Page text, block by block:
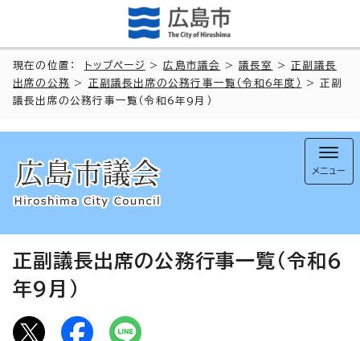
現在の位置： トップページ >広島市議会 >議長室 >正副議長
出席の公務
> 正副議長出席の公務行事一覧（令和6年度）
> 正副
議長出席の公務行事一覧（令和6年9月）
メニュー
正副議長出席の公務行事一覧（令和6
年9月）